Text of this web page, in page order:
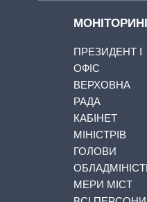
ПРЕЗИДЕНТ І
ОФІС
ВЕРХОВНА
РАДА
КАБІНЕТ
МІНІСТРІВ
ГОЛОВИ
МЕРИ МІСТ